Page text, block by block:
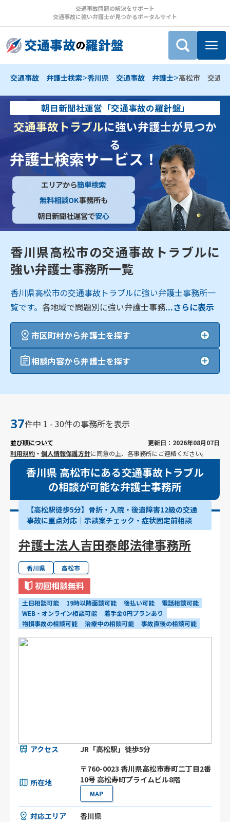
交通事故問題の解決をサポート
交通事故に強い弁護士が見つかるポータルサイト
交通事故 弁護士検索>香川県 交通事故 弁護士>高松市 交通
朝日新聞社運営「交通事故の羅針盤」
交通事故トラブルに強い弁護士が見つか
る
弁護士検索サービス！
エリアから簡単検索
無料相談OK事務所も
朝日新聞社運営で安心
香川県高松市の交通事故トラブルに
強い弁護士事務所一覧
香川県高松市の交通事故トラブルに強い弁護士事務所一
覧です。各地域で問題別に強い弁護士事務...さらに表示
市区町村から弁護士を探す
相談内容から弁護士を探す
37件中 1 - 30件の事務所を表示
並び順について
更新日：2026年08月07日
利用規約 ・個人情報保護方針に同意の上、各事務所にご連絡ください。
香川県 高松市にある交通事故トラブル
の相談が可能な弁護士事務所
【高松駅徒歩5分】骨折・入院・後遺障害12級の交通
事故に重点対応｜示談案チェック・症状固定前相談
弁護士法人吉田泰郎法律事務所
香川県 高松市
初回相談無料
土日相談可能 19時以降面談可能 後払い可能
電話相談可能
WEB・オンライン相談可能
着手金0円プランあり
物損事故の相談可能
治療中の相談可能 事故直後の相談可能
アクセス JR「高松駅」徒歩5分
所在地
〒760-0023 香川県高松市寿町二丁目2番
10号 高松寿町プライムビル8階
MAP
対応エリア 香川県